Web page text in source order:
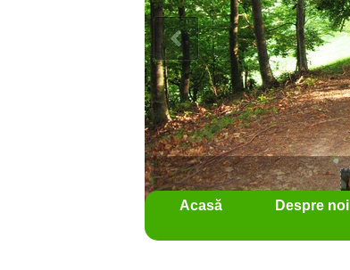
Acasă Despre noi